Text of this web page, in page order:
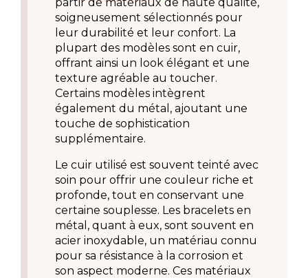
soigneusement sélectionnés pour
leur durabilité et leur confort. La
plupart des modèles sont en cuir,
offrant ainsi un look élégant et une
texture agréable au toucher.
Certains modèles intègrent
également du métal, ajoutant une
touche de sophistication
supplémentaire.
Le cuir utilisé est souvent teinté avec
soin pour offrir une couleur riche et
profonde, tout en conservant une
certaine souplesse. Les bracelets en
métal, quant à eux, sont souvent en
acier inoxydable, un matériau connu
pour sa résistance à la corrosion et
son aspect moderne. Ces matériaux